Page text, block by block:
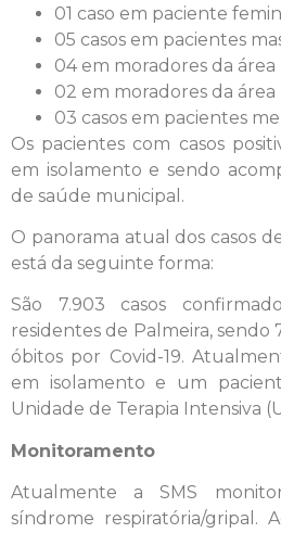
01 caso em paciente
05 casos em pacientes
04 em moradores da
02 em moradores da área
03 casos em pacientes
Os pacientes com casos
em isolamento e sendo
de saúde municipal.
O panorama atual dos casos
está da seguinte forma:
São 7.903 casos
residentes de Palmeira, sendo
óbitos por Covid-19.
em isolamento e um
Unidade de Terapia Intensiva
Monitoramento
Atualmente a SMS
síndrome respiratória/gripal.